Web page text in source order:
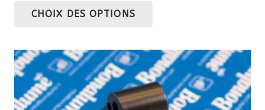
CHOIX DES OPTIONS
plusieurs
variations.
Les
options